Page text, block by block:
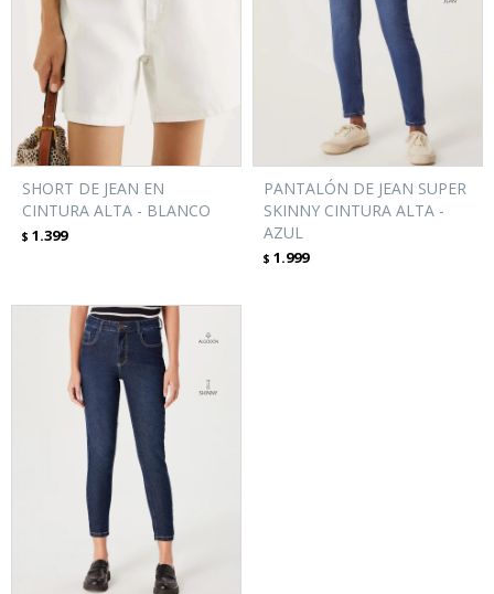
SHORT DE JEAN EN
CINTURA ALTA - BLANCO
$ 1.399
PANTALÓN DE JEAN SUPER
SKINNY CINTURA ALTA -
AZUL
$ 1.999